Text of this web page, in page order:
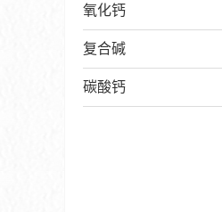
氧化钙
复合碱
碳酸钙